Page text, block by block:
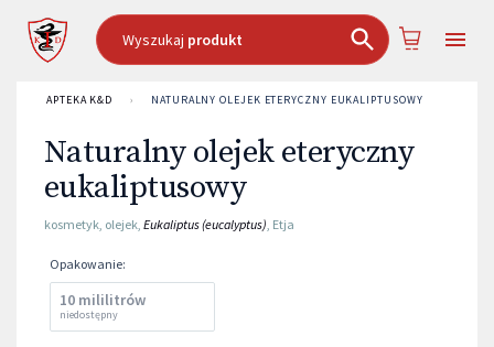
Wyszukaj produkt
APTEKA K&D › NATURALNY OLEJEK ETERYCZNY EUKALIPTUSOWY
Naturalny olejek eteryczny
eukaliptusowy
kosmetyk, olejek, Eukaliptus (eucalyptus), Etja
Opakowanie:
10 mililitrów
niedostępny